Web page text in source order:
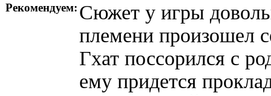
Рекомендуем: Сюжет у игры
племени произошел
Гхат поссорился с
ему придется